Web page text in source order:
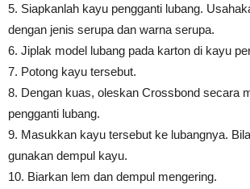
5. Siapkanlah kayu pengganti lubang.
dengan jenis serupa dan warna serupa.
6. Jiplak model lubang pada karton di kayu
7. Potong kayu tersebut.
8. Dengan kuas, oleskan Crossbond secara
pengganti lubang.
9. Masukkan kayu tersebut ke lubangnya.
gunakan dempul kayu.
10. Biarkan lem dan dempul mengering.